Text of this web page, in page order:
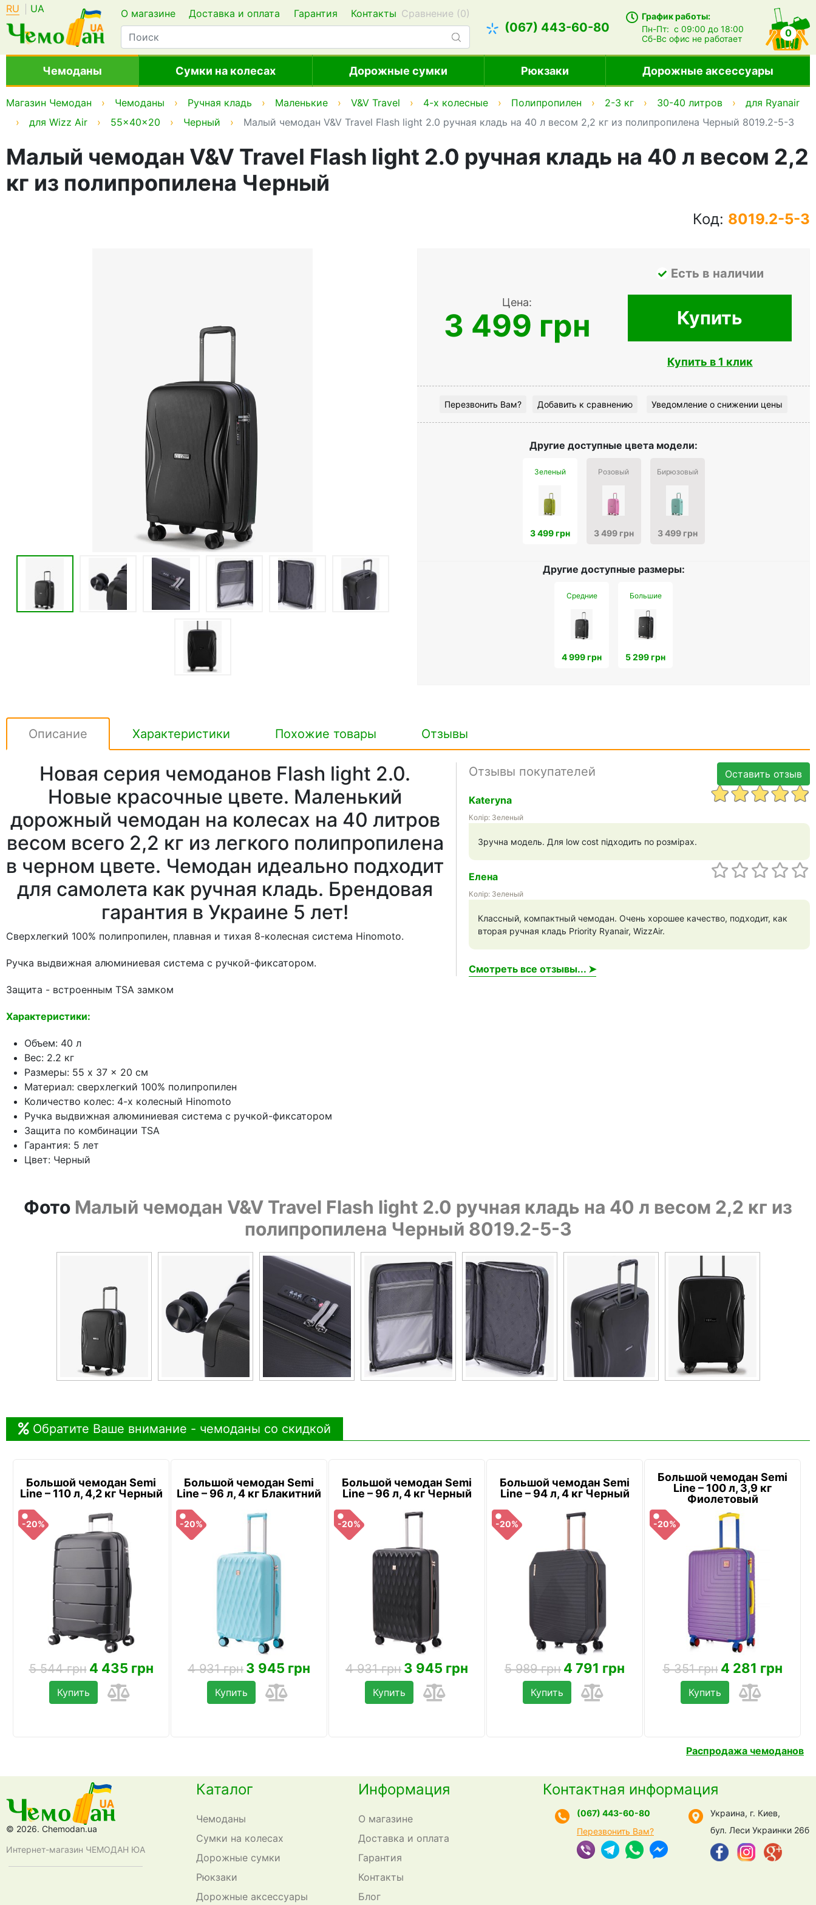
RU UA О магазине Доставка и оплата Гарантия Контакты Сравнение (0)
(067) 443-60-80
График работы:
Пн-Пт:с 09:00 до 18:00
Сб-Всофис не работает 0
Чемоданы Сумки на колесах Дорожные сумки Рюкзаки Дорожные аксессуары
Магазин Чемодан Чемоданы Ручная кладь Маленькие V&V Travel 4-х колесные Полипропилен 2-3 кг 30-40 литров
для Ryanair
для Wizz Air
55x40x20 Черный Малый чемодан V&V Travel Flash light 2.0 ручная кладь на 40 л весом 2,2 кг из полипропилена Черный 8019.2-5-3
Малый чемодан V&V Travel Flash light 2.0 ручная кладь на 40 л весом 2,2
кг из полипропилена Черный
Код: 8019.2-5-3
Цена:
3 499 грн
Есть в наличии
Купить
Купить в 1 клик
Перезвонить Вам? Добавить к сравнению Уведомление о снижении цены
Другие доступные цвета модели:
Зеленый
3 499 грн
Розовый
3 499 грн
Бирюзовый
3 499 грн
Другие доступные размеры:
Средние
4 999 грн
Большие
5 299 грн
Описание Характеристики Похожие товары Отзывы
Оставить отзыв
Отзывы покупателей
Kateryna
Колір: Зеленый
Зручна модель. Для low cost підходить по розмірах.
Елена
Колір: Зеленый
Классный, компактный чемодан. Очень хорошее качество, подходит, как
вторая ручная кладь Priority Ryanair, WizzAir.
Смотреть все отзывы... ➤
Новая серия чемоданов Flash light 2.0.
Новые красочные цвете. Маленький
дорожный чемодан на колесах на 40 литров
весом всего 2,2 кг из легкого полипропилена
в черном цвете. Чемодан идеально подходит
для самолета как ручная кладь. Брендовая
гарантия в Украине 5 лет!
Сверхлегкий 100% полипропилен, плавная и тихая 8-колесная система Hinomoto.
Ручка выдвижная алюминиевая система с ручкой-фиксатором.
Защита - встроенным TSA замком
Характеристики:
Объем: 40 л
Вес: 2.2 кг
Размеры: 55 x 37 x 20 см
Материал: сверхлегкий 100% полипропилен
Количество колес: 4-х колесный Hinomoto
Ручка выдвижная алюминиевая система с ручкой-фиксатором
Защита по комбинации TSA
Гарантия: 5 лет
Цвет: Черный
Фото Малый чемодан V&V Travel Flash light 2.0 ручная кладь на 40 л весом 2,2 кг из
полипропилена Черный 8019.2-5-3
Обратите Ваше внимание - чемоданы со скидкой
Большой чемодан Semi
Line – 110 л, 4,2 кг Черный
-20%
5 544 грн 4 435 грн
Купить
Большой чемодан Semi
Line – 96 л, 4 кг Блакитний
-20%
4 931 грн 3 945 грн
Купить
Большой чемодан Semi
Line – 96 л, 4 кг Черный
-20%
4 931 грн 3 945 грн
Купить
Большой чемодан Semi
Line – 94 л, 4 кг Черный
-20%
5 989 грн 4 791 грн
Купить
Большой чемодан Semi
Line – 100 л, 3,9 кг
Фиолетовый
-20%
5 351 грн 4 281 грн
Купить
Распродажа чемоданов
© 2026. Chemodan.ua
Интернет-магазин ЧЕМОДАН ЮА
Каталог
Чемоданы
Сумки на колесах
Дорожные сумки
Рюкзаки
Дорожные аксессуары
Информация
О магазине
Доставка и оплата
Гарантия
Контакты
Блог
Контактная информация
(067) 443-60-80
Перезвонить Вам?
Украина, г. Киев,
бул. Леси Украинки 26б